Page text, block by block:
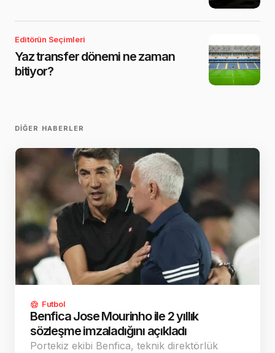
Editörün Seçimleri
Yaz transfer dönemi ne zaman
bitiyor?
DIĞER HABERLER
Futbol
Benfica Jose Mourinho ile 2 yıllık
sözleşme imzaladığını açıkladı
Portekiz ekibi Benfica, teknik direktörlük